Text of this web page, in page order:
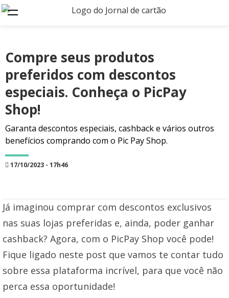
Compre seus produtos
preferidos com descontos
especiais. Conheça o PicPay
Shop!
Garanta descontos especiais, cashback e vários outros
benefícios comprando com o Pic Pay Shop.
17/10/2023 - 17h46
Já imaginou comprar com descontos exclusivos
nas suas lojas preferidas e, ainda, poder ganhar
cashback? Agora, com o PicPay Shop você pode!
Fique ligado neste post que vamos te contar tudo
sobre essa plataforma incrível, para que você não
perca essa oportunidade!